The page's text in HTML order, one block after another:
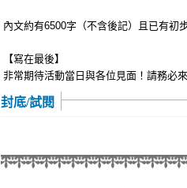
內文約有6500字（不含後記）且已有初
【寫在最後】
非常期待活動當日與各位見面！請務必
封底/試閱